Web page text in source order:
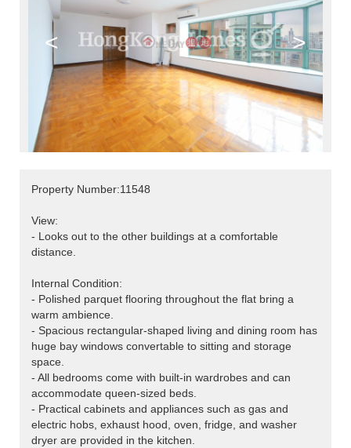
< >
Property Number:11548
View:
- Looks out to the other buildings at a comfortable
distance.
Internal Condition:
- Polished parquet flooring throughout the flat bring a
warm ambience.
- Spacious rectangular-shaped living and dining room has
huge bay windows convertable to sitting and storage
space.
- All bedrooms come with built-in wardrobes and can
accommodate queen-sized beds.
- Practical cabinets and appliances such as gas and
electric hobs, exhaust hood, oven, fridge, and washer
dryer are provided in the kitchen.